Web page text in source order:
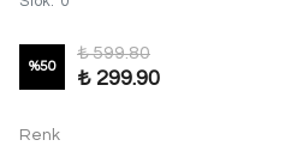
%50
₺ 599.80
₺ 299.90
Renk